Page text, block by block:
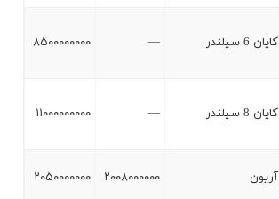
کايان 6 سيلندر — ۸۵۰۰۰۰۰۰۰۰
کايان 8 سيلندر — ۱۱۰۰۰۰۰۰۰۰۰
آريون ۲۰۰۸۰۰۰۰۰۰ ۲۰۵۰۰۰۰۰۰۰